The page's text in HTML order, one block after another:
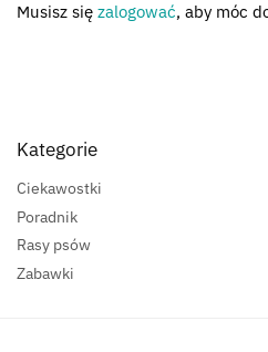
Musisz się zalogować, aby móc
Kategorie
Ciekawostki
Poradnik
Rasy psów
Zabawki